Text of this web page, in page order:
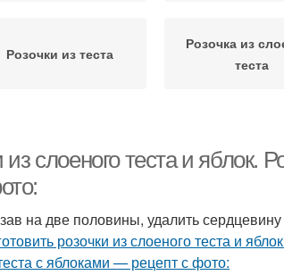
Розочки из теста
Розочка из
теста
из слоеного теста и яблок.
на две половины, удалить